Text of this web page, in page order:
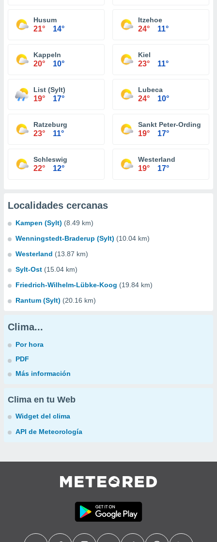
Husum
21° 14°
Itzehoe
24° 11°
Kappeln
20° 10°
Kiel
23° 11°
List (Sylt)
19° 17°
Lubeca
24° 10°
Ratzeburg
23° 11°
Sankt Peter-Ording
19° 17°
Schleswig
22° 12°
Westerland
19° 17°
Localidades cercanas
Kampen (Sylt) (8.49 km)
Wenningstedt-Braderup (Sylt) (10.04 km)
Westerland (13.87 km)
Sylt-Ost (15.04 km)
Friedrich-Wilhelm-Lübke-Koog (19.84 km)
Rantum (Sylt) (20.16 km)
Clima...
Por hora
PDF
Más información
Clima en tu Web
Widget del clima
API de Meteorología